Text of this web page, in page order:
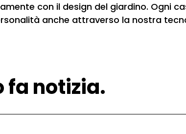
con il design del giardino. Ogni
anche attraverso la nostra
fa notizia.